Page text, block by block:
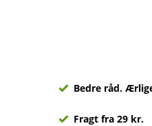
Bedre råd.
Fragt fra 29 kr.